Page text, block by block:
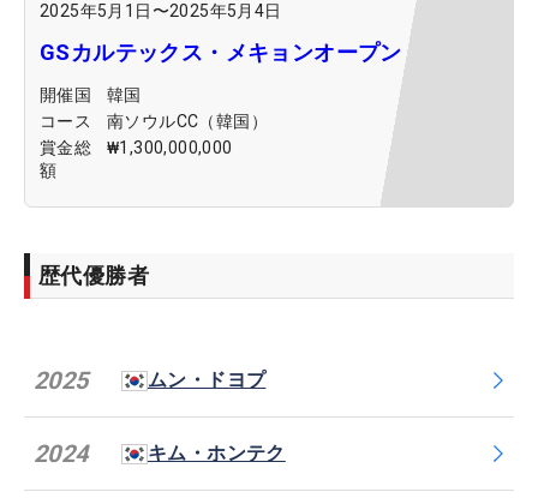
2025年5月1日 〜2025年5月4日
GSカルテックス・メキョンオープン
開催国
韓国
コース
南ソウルCC（韓国）
賞金総
額
₩1,300,000,000
歴代優勝者
2025 ムン・ドヨプ
2024 キム・ホンテク